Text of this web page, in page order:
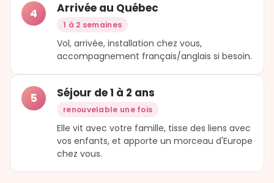
4 Arrivée au Québec
1 à 2 semaines
Vol, arrivée, installation chez vous,
accompagnement français/anglais si besoin.
5 Séjour de 1 à 2 ans
renouvelable une fois
Elle vit avec votre famille, tisse des liens avec
vos enfants, et apporte un morceau d'Europe
chez vous.